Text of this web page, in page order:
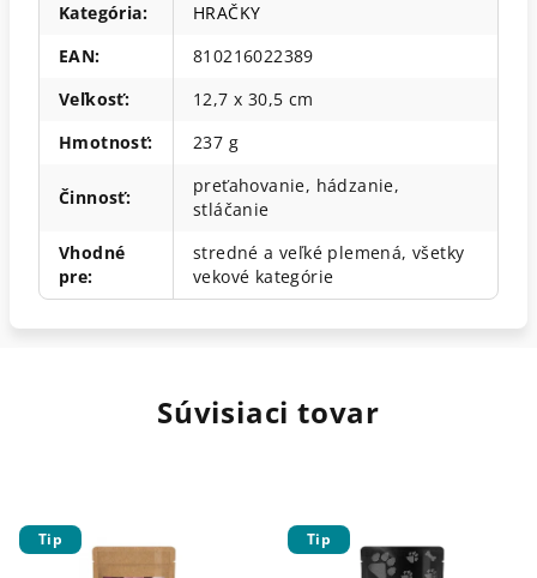
Kategória:
HRAČKY
EAN:
810216022389
Veľkosť:
12,7 x 30,5 cm
Hmotnosť: 237 g
Činnosť:
preťahovanie, hádzanie,
stláčanie
Vhodné
pre:
stredné a veľké plemená, všetky
vekové kategórie
Súvisiaci tovar
Tip Tip